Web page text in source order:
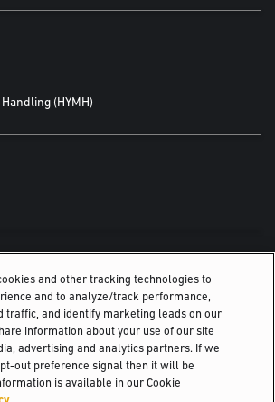
(HYMH)
de Empilhadeira:...
and other tracking technologies to
and to analyze/track performance,
traffic, and identify marketing leads on our
information about your use of our site
advertising and analytics partners. If we
out preference signal then it will be
is available in our Cookie